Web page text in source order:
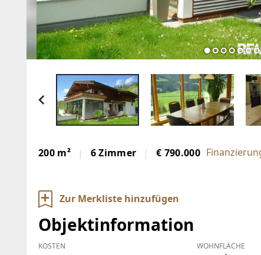
200 m² 6 Zimmer € 790.000
Zur Merkliste hinzufügen
Objektinformation
KOSTEN WOHNFLÄCHE